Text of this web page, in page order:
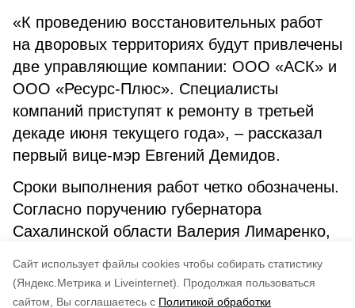
Cайт использует файлы cookies чтобы собирать статистику
(Яндекс.Метрика и Liveinternet).
Продолжая пользоваться
сайтом, Вы соглашаетесь с Политикой обработки
«К проведению восстановительных работ
на дворовых территориях будут привлечены
две управляющие компании: ООО «АСК» и
ООО «Ресурс-Плюс». Специалисты
компаний приступят к ремонту в третьей
декаде июня текущего года», – рассказал
первый вице-мэр Евгений Демидов.
Сроки выполнения работ четко обозначены.
Согласно поручению губернатора
Сахалинской области Валерия Лимаренко,
закончен до 1 августа 2026 года.